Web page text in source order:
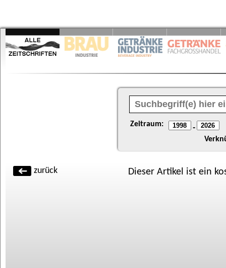
Zeitraum: -
zurück Dieser Artikel ist ein